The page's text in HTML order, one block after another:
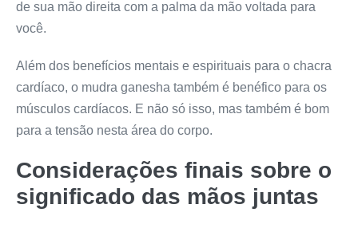
de sua mão direita com a palma da mão voltada para
você.
Além dos benefícios mentais e espirituais para o chacra
cardíaco, o mudra ganesha também é benéfico para os
músculos cardíacos. E não só isso, mas também é bom
para a tensão nesta área do corpo.
Considerações finais sobre o
significado das mãos juntas